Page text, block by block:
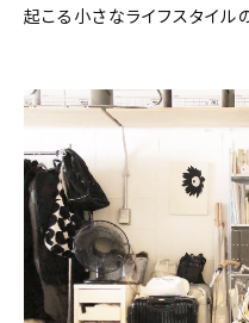
起こる小さなライフスタイル